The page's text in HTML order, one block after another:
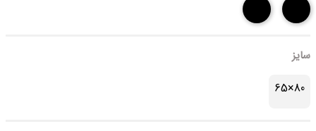
سایز
80×65